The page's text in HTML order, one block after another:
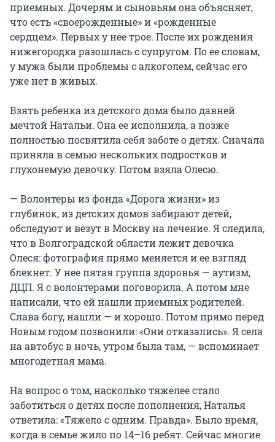
приемных. Дочерям и сыновьям она объясняет,
что есть «своерожденные» и «рожденные
сердцем». Первых у нее трое. После их рождения
нижегородка разошлась с супругом. По ее словам,
у мужа были проблемы с алкоголем, сейчас его
уже нет в живых.
Взять ребенка из детского дома было давней
мечтой Натальи. Она ее исполнила, а позже
полностью посвятила себя заботе о детях. Сначала
приняла в семью нескольких подростков и
глухонемую девочку. Потом взяла Олесю.
— Волонтеры из фонда «Дорога жизни» из
глубинок, из детских домов забирают детей,
обследуют и везут в Москву на лечение. Я следила,
что в Волгоградской области лежит девочка
Олеся: фотография прямо меняется и ее взгляд
блекнет. У нее пятая группа здоровья — аутизм,
ДЦП. Я с волонтерами поговорила. А потом мне
написали, что ей нашли приемных родителей.
Слава богу, нашли — и хорошо. Потом прямо перед
Новым годом позвонили: «Они отказались». Я села
на автобус в ночь, утром была там, — вспоминает
многодетная мама.
На вопрос о том, насколько тяжелее стало
заботиться о детях после пополнения, Наталья
ответила: «Тяжело с одним. Правда». Было время,
когда в семье жило по 14–16 ребят. Сейчас многие